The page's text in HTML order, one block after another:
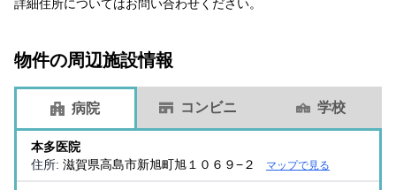
詳細住所についてはお問い合わせください。
物件の周辺施設情報
病院 コンビニ 学校
本多医院
住所: 滋賀県高島市新旭町旭１０６９−２ マップで見る